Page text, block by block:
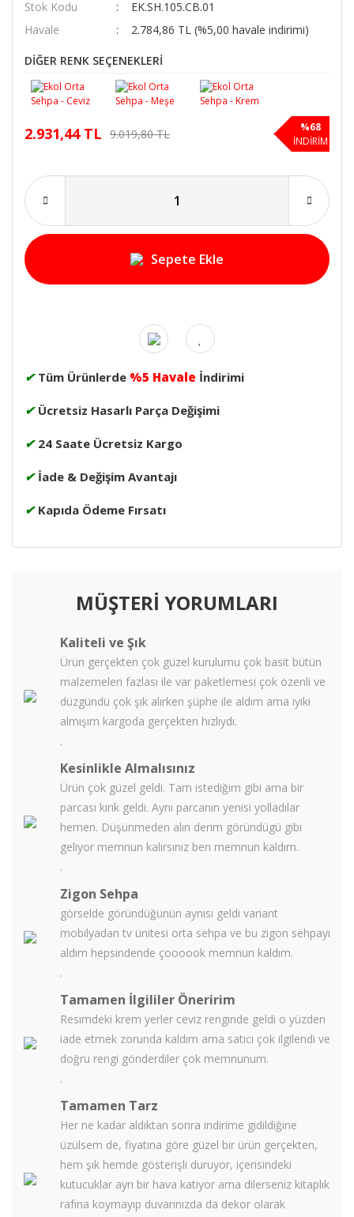
Stok Kodu
EK.SH.105.CB.01
Havale
2.784,86 TL (%5,00 havale indirimi)
DİĞER RENK SEÇENEKLERİ
2.931,44 TL 9.019,80 TL
%68
İNDİRİM
Sepete Ekle
✔ Tüm Ürünlerde %5 Havale İndirimi
✔ Ücretsiz Hasarlı Parça Değişimi
✔ 24 Saate Ücretsiz Kargo
✔ İade & Değişim Avantajı
✔ Kapıda Ödeme Fırsatı
MÜŞTERİ YORUMLARI
Kaliteli ve Şık
Ürün gerçekten çok güzel kurulumu çok basit bütün
malzemeleri fazlası ile var paketlemesi çok özenli ve
düzgündü çok şık alırken şüphe ile aldım ama iyiki
almışım kargoda gerçekten hızlıydı.
.
Kesinlikle Almalısınız
Ürün çok güzel geldi. Tam istediğim gibi ama bir
parcası kırık geldi. Aynı parcanın yenisi yolladılar
hemen. Düşünmeden alın derim göründügü gibi
geliyor memnun kalırsınız ben memnun kaldım.
.
Zigon Sehpa
görselde göründüğünün aynısı geldi variant
mobilyadan tv ünitesi orta sehpa ve bu zigon sehpayı
aldım hepsindende çoooook memnun kaldım.
.
Tamamen İlgililer Öneririm
Resimdeki krem yerler ceviz renginde geldi o yüzden
iade etmek zorunda kaldım ama satıcı çok ilgilendi ve
doğru rengi gönderdiler çok memnunum.
.
Tamamen Tarz
Her ne kadar aldıktan sonra indirime gidildiğine
üzülsem de, fiyatına göre güzel bir ürün gerçekten,
hem şık hemde gösterişli duruyor, içerisindeki
kutucuklar ayrı bir hava katıyor ama dilerseniz kitaplık
rafına koymayıp duvarınızda da dekor olarak